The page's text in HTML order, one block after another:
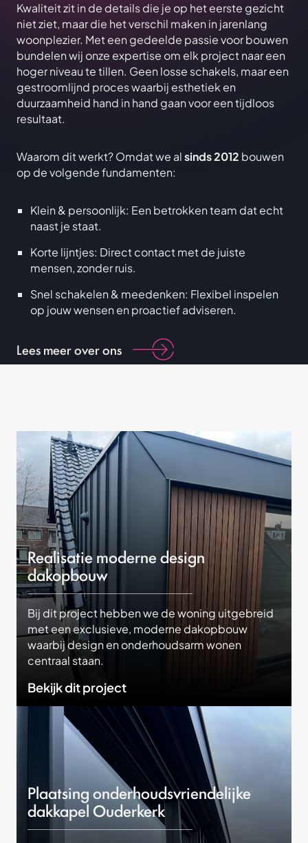
Kwaliteit zit in de details die je op het eerste gezicht
niet ziet, maar die het verschil maken in jarenlang
woonplezier. Met een gedeelde passie voor bouwen
bundelen wij onze expertise om elk project naar een
hoger niveau te tillen. Geen losse schakels, maar een
gestroomlijnd proces waarbij esthetiek en
duurzaamheid hand in hand gaan voor een tijdloos
resultaat.
Waarom dit werkt? Omdat we alsinds 2012 bouwen
op de volgende fundamenten:
Klein & persoonlijk: Een betrokken team dat echt
naast je staat.
Korte lijntjes: Direct contact met de juiste
mensen, zonder ruis.
Snel schakelen & meedenken: Flexibel inspelen
op jouw wensen en proactief adviseren.
Lees meer over ons
Realisatie moderne design
dakopbouw
Bij dit project hebben we de woning uitgebreid
met een exclusieve, moderne dakopbouw
waarbij design en onderhoudsarm wonen
centraal staan.
Bekijk dit project
Plaatsing onderhoudsvriendelijke
dakkapel Ouderkerk